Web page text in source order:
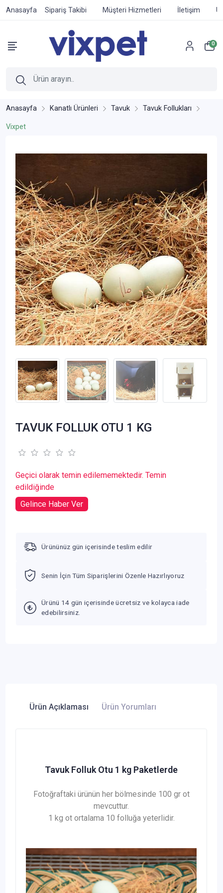
Anasayfa Sipariş Takibi Müşteri Hizmetleri İletişim
0
Anasayfa Kanatlı Ürünleri Tavuk Tavuk Follukları
Vixpet
TAVUK FOLLUK OTU 1 KG
Geçici olarak temin edilememektedir. Temin
edildiğinde
Gelince Haber Ver
Ürününüz gün içerisinde teslim edilir
Senin İçin Tüm Siparişlerini Özenle Hazırlıyoruz
Ürünü 14 gün içerisinde ücretsiz ve kolayca iade
edebilirsiniz.
Ürün Açıklaması Ürün Yorumları
Tavuk Folluk Otu 1 kg Paketlerde
Fotoğraftaki ürünün her bölmesinde 100 gr ot
mevcuttur.
1 kg ot ortalama 10 folluğa yeterlidir.